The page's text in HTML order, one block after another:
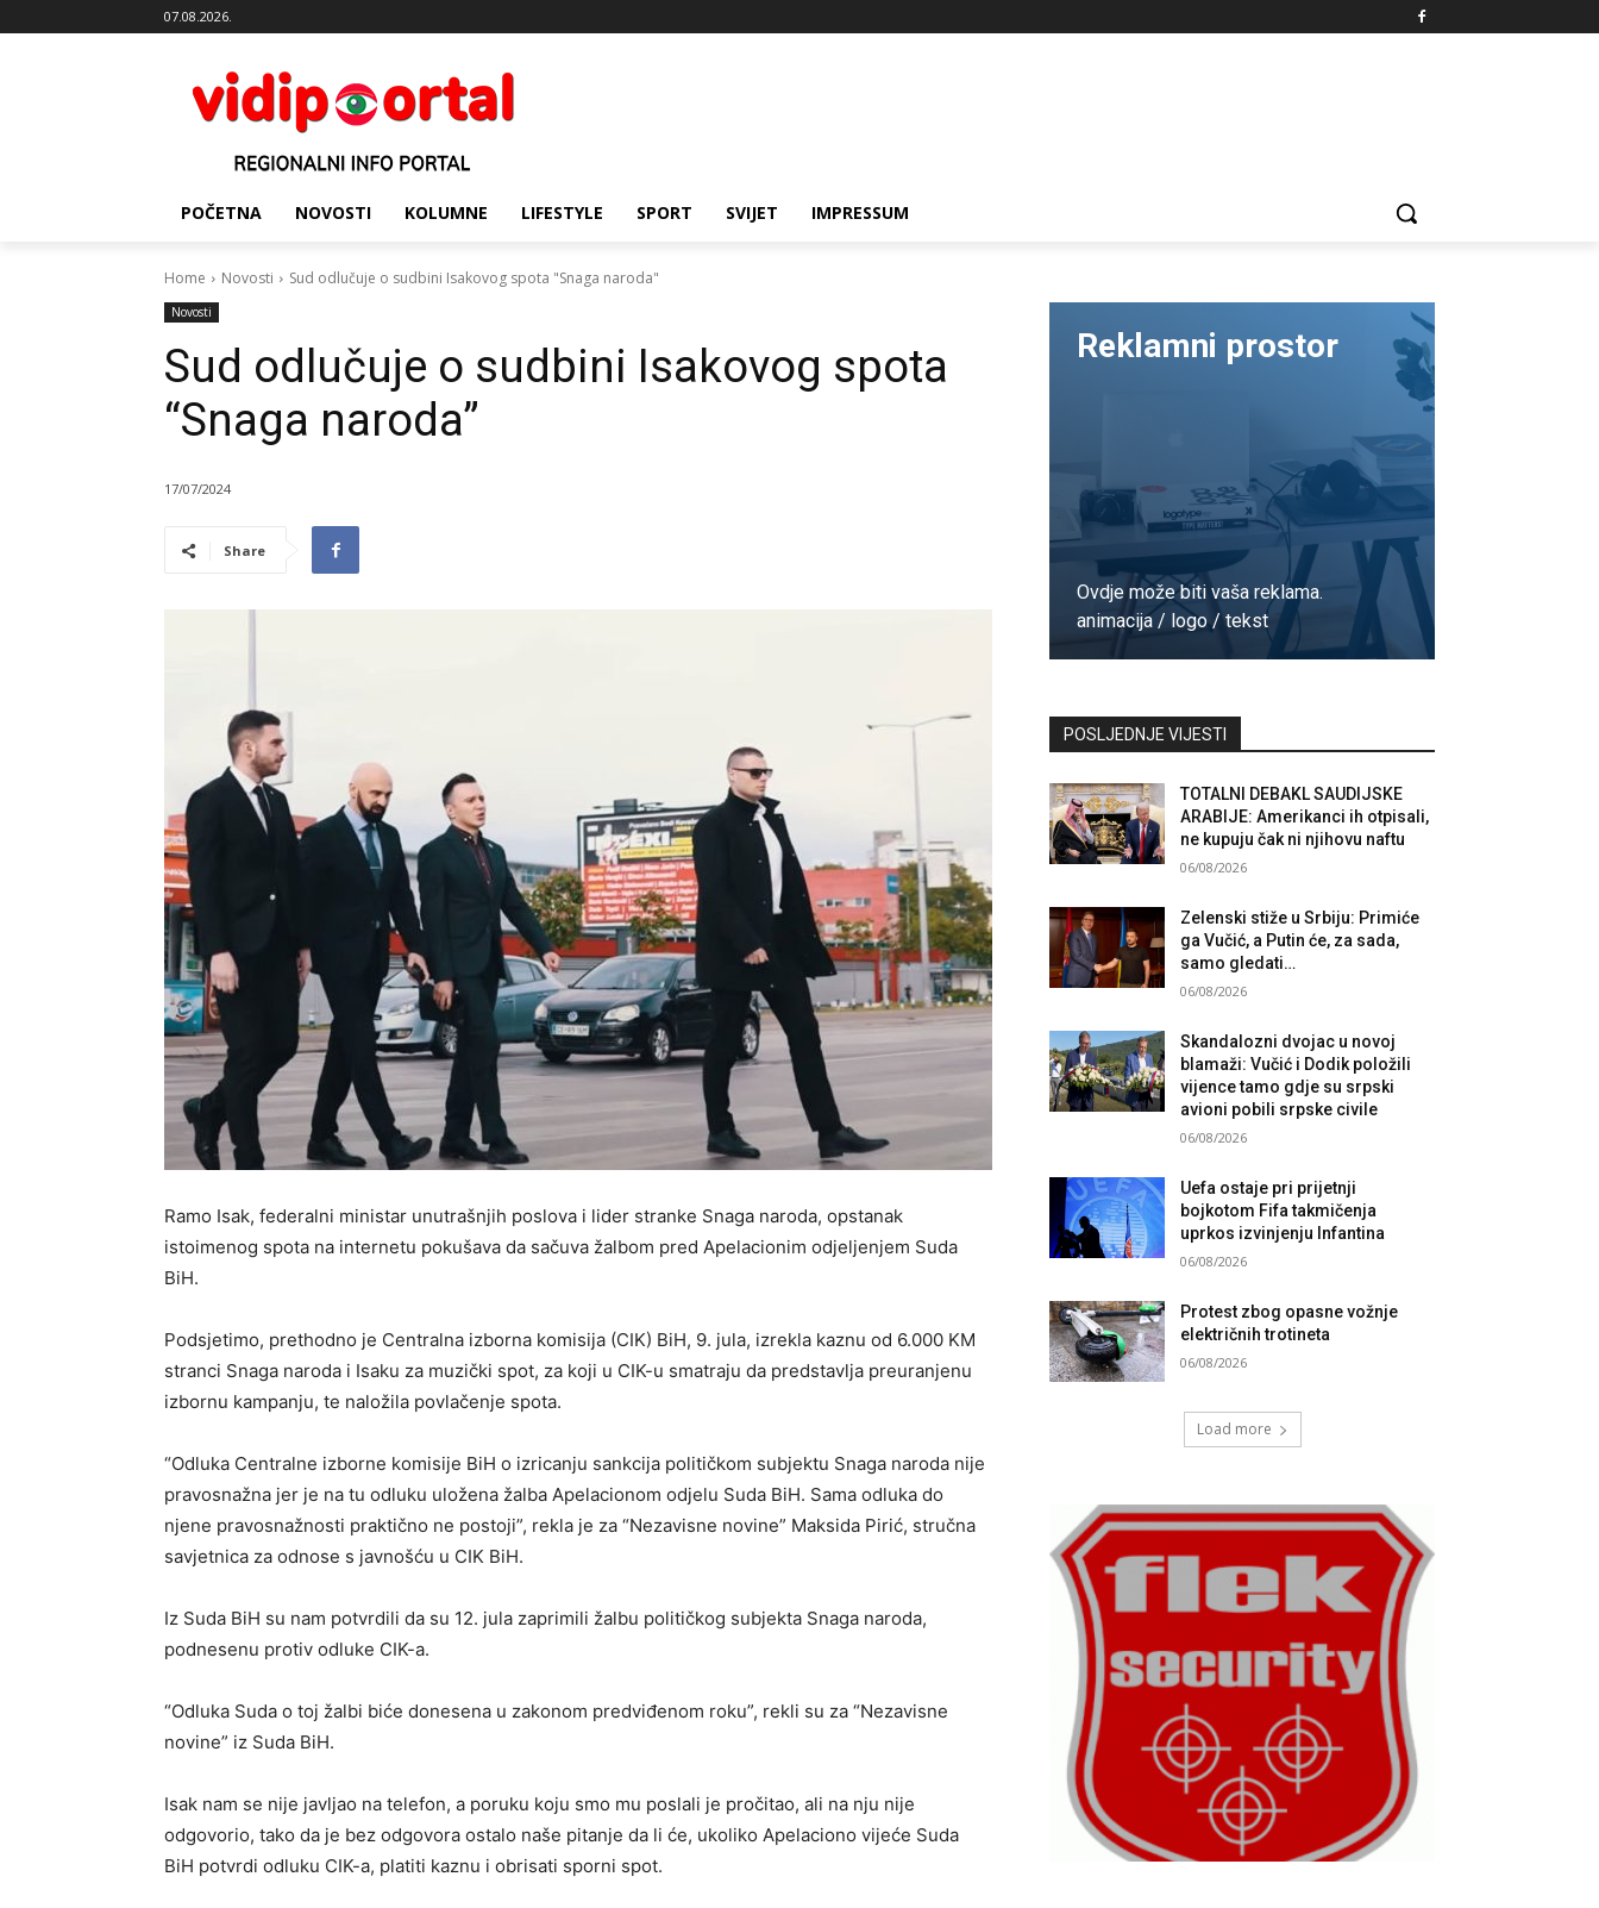
07.08.2026.
POČETNA NOVOSTI KOLUMNE LIFESTYLE SPORT SVIJET IMPRESSUM
Home Novosti Sud odlučuje o sudbini Isakovog spota "Snaga naroda"
Novosti
Sud odlučuje o sudbini Isakovog spota
“Snaga naroda”
17/07/2024
Share
Ramo Isak, federalni ministar unutrašnjih poslova i lider stranke Snaga naroda, opstanak
istoimenog spota na internetu pokušava da sačuva žalbom pred Apelacionim odjeljenjem Suda
BiH.
Podsjetimo, prethodno je Centralna izborna komisija (CIK) BiH, 9. jula, izrekla kaznu od 6.000 KM
stranci Snaga naroda i Isaku za muzički spot, za koji u CIK-u smatraju da predstavlja preuranjenu
izbornu kampanju, te naložila povlačenje spota.
“Odluka Centralne izborne komisije BiH o izricanju sankcija političkom subjektu Snaga naroda nije
pravosnažna jer je na tu odluku uložena žalba Apelacionom odjelu Suda BiH. Sama odluka do
njene pravosnažnosti praktično ne postoji”, rekla je za “Nezavisne novine” Maksida Pirić, stručna
savjetnica za odnose s javnošću u CIK BiH.
Iz Suda BiH su nam potvrdili da su 12. jula zaprimili žalbu političkog subjekta Snaga naroda,
podnesenu protiv odluke CIK-a.
“Odluka Suda o toj žalbi biće donesena u zakonom predviđenom roku”, rekli su za “Nezavisne
novine” iz Suda BiH.
Isak nam se nije javljao na telefon, a poruku koju smo mu poslali je pročitao, ali na nju nije
odgovorio, tako da je bez odgovora ostalo naše pitanje da li će, ukoliko Apelaciono vijeće Suda
BiH potvrdi odluku CIK-a, platiti kaznu i obrisati sporni spot.
Reklamni prostor
Ovdje može biti vaša reklama.
animacija / logo / tekst
POSLJEDNJE VIJESTI
TOTALNI DEBAKL SAUDIJSKE
ARABIJE: Amerikanci ih otpisali,
ne kupuju čak ni njihovu naftu
06/08/2026
Zelenski stiže u Srbiju: Primiće
ga Vučić, a Putin će, za sada,
samo gledati…
06/08/2026
Skandalozni dvojac u novoj
blamaži: Vučić i Dodik položili
vijence tamo gdje su srpski
avioni pobili srpske civile
06/08/2026
Uefa ostaje pri prijetnji
bojkotom Fifa takmičenja
uprkos izvinjenju Infantina
06/08/2026
Protest zbog opasne vožnje
električnih trotineta
06/08/2026
Load more